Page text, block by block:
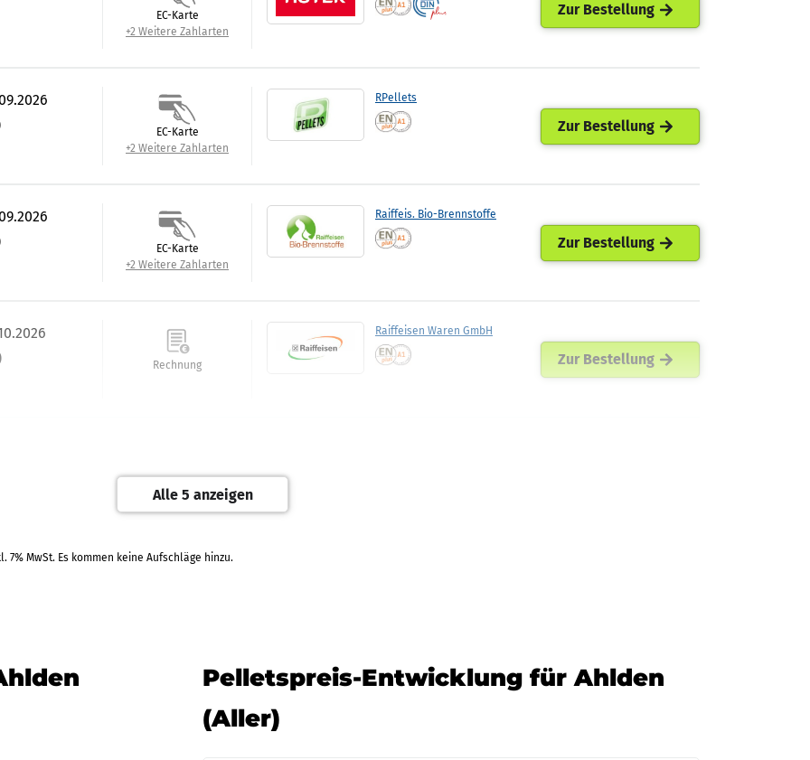
EC-Karte
+2 Weitere Zahlarten
Zur Bestellung
RPellets
EC-Karte
+2 Weitere Zahlarten
Zur Bestellung
Raiffeis. Bio-Brennstoffe
EC-Karte
+2 Weitere Zahlarten
Zur Bestellung
Raiffeisen Waren GmbH
Rechnung Zur Bestellung
+2 Weitere Zahlarten
Alle 5 anzeigen
MwSt. Es kommen keine Aufschläge hinzu.
Pelletspreis-Entwicklung für Ahlden
(Aller)